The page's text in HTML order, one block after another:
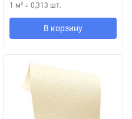
1 м² = 0,313 шт.
В корзину